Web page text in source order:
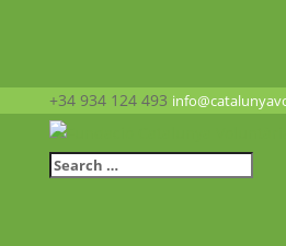
+34 934 124 493